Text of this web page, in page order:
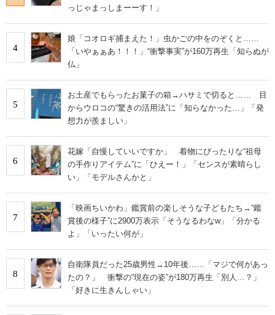
っじゃまっしまーーす！」
4
娘「コオロギ捕まえた！」虫かごの中をのぞくと……
「いやぁぁあ！！！」“衝撃事実”が160万再生「知らぬが
仏」
5
お土産でもらったお菓子の箱→ハサミで切ると…… 目
からウロコの“驚きの活用法”に「知らなかった…」「発
想力が羨ましい」
6
花嫁「自慢していいですか」 着物にぴったりな“祖母
の手作りアイテム”に「ひえー！」「センスが素晴らし
い」「モデルさんかと」
7
「映画ちいかわ」鑑賞前の楽しそうな子どもたち→“鑑
賞後の様子”に2900万表示「そうなるわなw」「分かる
よ」「いったい何が」
8
自衛隊員だった25歳男性→10年後……「マジで何があっ
たの？」 衝撃の“現在の姿”が180万再生「別人…？」
「好きに生きんしゃい」